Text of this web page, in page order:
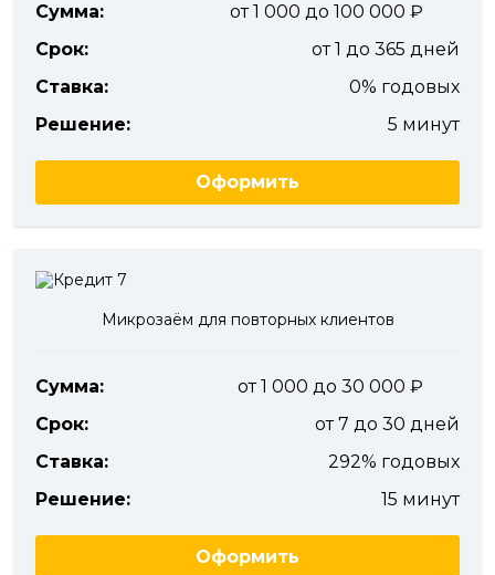
Сумма:
от 1 000 до 100 000
Срок:
от 1 до 365 дней
Ставка:
0% годовых
Решение:
5 минут
Оформить
Микрозаём для повторных клиентов
Сумма:
от 1 000 до 30 000
Срок:
от 7 до 30 дней
Ставка:
292% годовых
Решение:
15 минут
Оформить